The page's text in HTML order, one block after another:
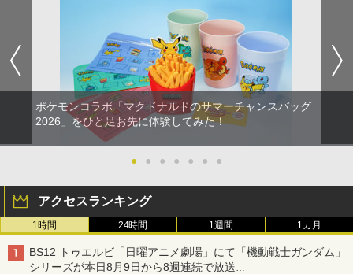
ポケモンコラボ「マクドナルドのサマーチャンスバッグ
2026」をひと足お先に体験してみた！
● ● ● ● ● ● ●
アクセスランキング
1時間 24時間 1週間 1カ月
BS12 トゥエルビ「日曜アニメ劇場」にて「機動戦士ガンダム」
シリーズが本日8月9日から8週連続で放送